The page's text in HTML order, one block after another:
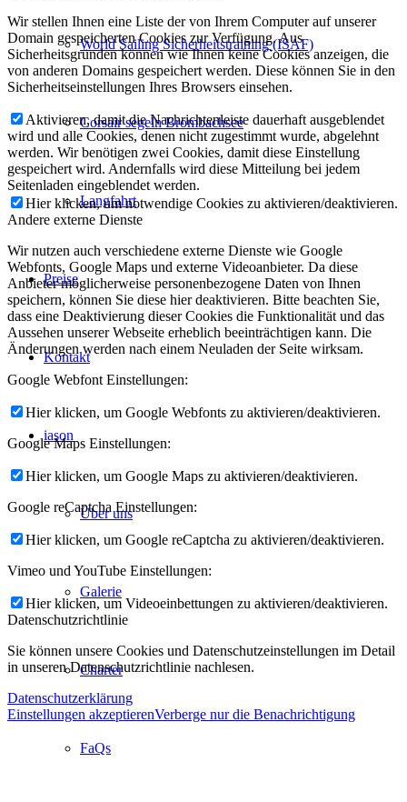
World Sailing Sicherheitstraining (ISAF)
Corsair segeln Brombachsee
Langfahrt
Preise
Kontakt
iason
Über uns
Galerie
Charter
FaQs
Wir stellen Ihnen eine Liste der von Ihrem Computer auf unserer
Domain gespeicherten Cookies zur Verfügung. Aus
Sicherheitsgründen können wie Ihnen keine Cookies anzeigen, die
von anderen Domains gespeichert werden. Diese können Sie in den
Sicherheitseinstellungen Ihres Browsers einsehen.
Aktivieren, damit die Nachrichtenleiste dauerhaft ausgeblendet
wird und alle Cookies, denen nicht zugestimmt wurde, abgelehnt
werden. Wir benötigen zwei Cookies, damit diese Einstellung
gespeichert wird. Andernfalls wird diese Mitteilung bei jedem
Seitenladen eingeblendet werden.
Hier klicken, um notwendige Cookies zu aktivieren/deaktivieren.
Andere externe Dienste
Wir nutzen auch verschiedene externe Dienste wie Google
Webfonts, Google Maps und externe Videoanbieter. Da diese
Anbieter möglicherweise personenbezogene Daten von Ihnen
speichern, können Sie diese hier deaktivieren. Bitte beachten Sie,
dass eine Deaktivierung dieser Cookies die Funktionalität und das
Aussehen unserer Webseite erheblich beeinträchtigen kann. Die
Änderungen werden nach einem Neuladen der Seite wirksam.
Google Webfont Einstellungen:
Hier klicken, um Google Webfonts zu aktivieren/deaktivieren.
Google Maps Einstellungen:
Hier klicken, um Google Maps zu aktivieren/deaktivieren.
Google reCaptcha Einstellungen:
Hier klicken, um Google reCaptcha zu aktivieren/deaktivieren.
Vimeo und YouTube Einstellungen:
Hier klicken, um Videoeinbettungen zu aktivieren/deaktivieren.
Datenschutzrichtlinie
Sie können unsere Cookies und Datenschutzeinstellungen im Detail
in unseren Datenschutzrichtlinie nachlesen.
Datenschutzerklärung
Einstellungen akzeptierenVerberge nur die Benachrichtigung